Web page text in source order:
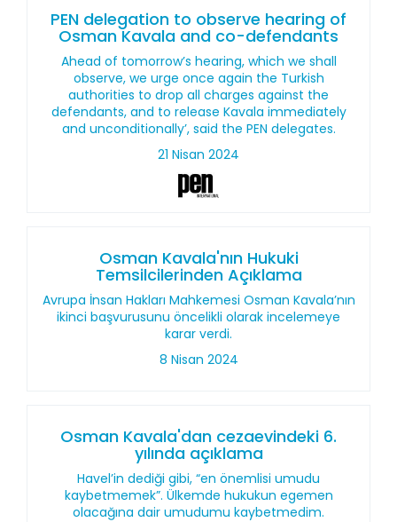
PEN delegation to observe hearing of
Osman Kavala and co-defendants
Ahead of tomorrow’s hearing, which we shall
observe, we urge once again the Turkish
authorities to drop all charges against the
defendants, and to release Kavala immediately
and unconditionally’, said the PEN delegates.
21 Nisan 2024
Osman Kavala'nın Hukuki
Temsilcilerinden Açıklama
Avrupa İnsan Hakları Mahkemesi Osman Kavala’nın
ikinci başvurusunu öncelikli olarak incelemeye
karar verdi.
8 Nisan 2024
Osman Kavala'dan cezaevindeki 6.
yılında açıklama
Havel’in dediği gibi, “en önemlisi umudu
kaybetmemek”. Ülkemde hukukun egemen
olacağına dair umudumu kaybetmedim.